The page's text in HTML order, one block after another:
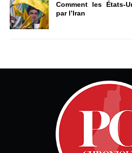
Comment les États-
par l’Iran